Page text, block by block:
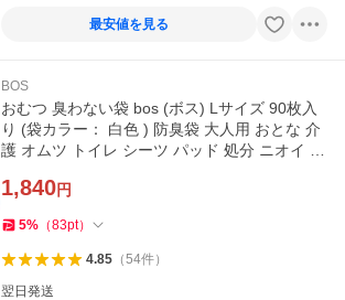
最安値を見る
BOS
おむつ 臭わない袋 bos (ボス) Lサイズ 90枚入
り (袋カラー： 白色 ) 防臭袋 大人用 おとな 介
護 オムツ トイレ シーツ パッド 処分 ニオイ 対
1,840円
5% （83pt）
4.85（54件）
翌日発送